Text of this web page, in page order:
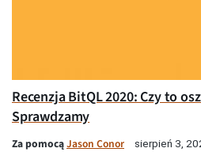
Recenzja BitQL 2020: Czy to
Sprawdzamy
Za pomocąJason Conor sierpień 3,